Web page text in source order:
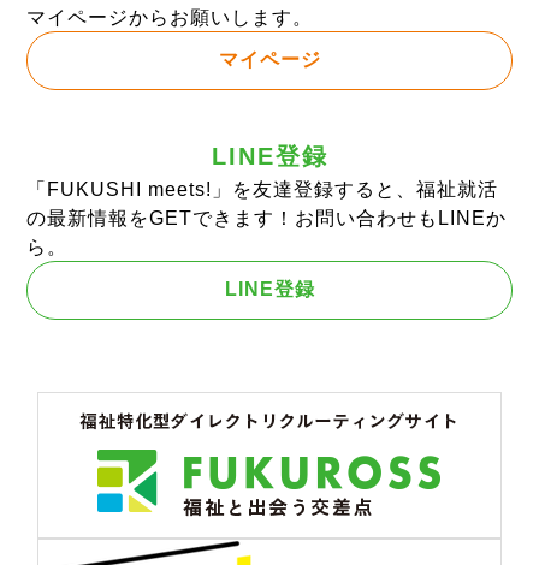
マイページからお願いします。
マイページ
LINE登録
「FUKUSHI meets!」を友達登録すると、福祉就活
の最新情報をGETできます！お問い合わせもLINEか
ら。
LINE登録